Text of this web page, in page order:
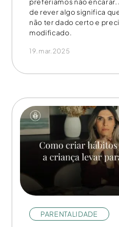
preferíamos não encarar.
de rever algo significa
não ter dado certo e
modificado.
19.mar.2025
PARENTALIDADE